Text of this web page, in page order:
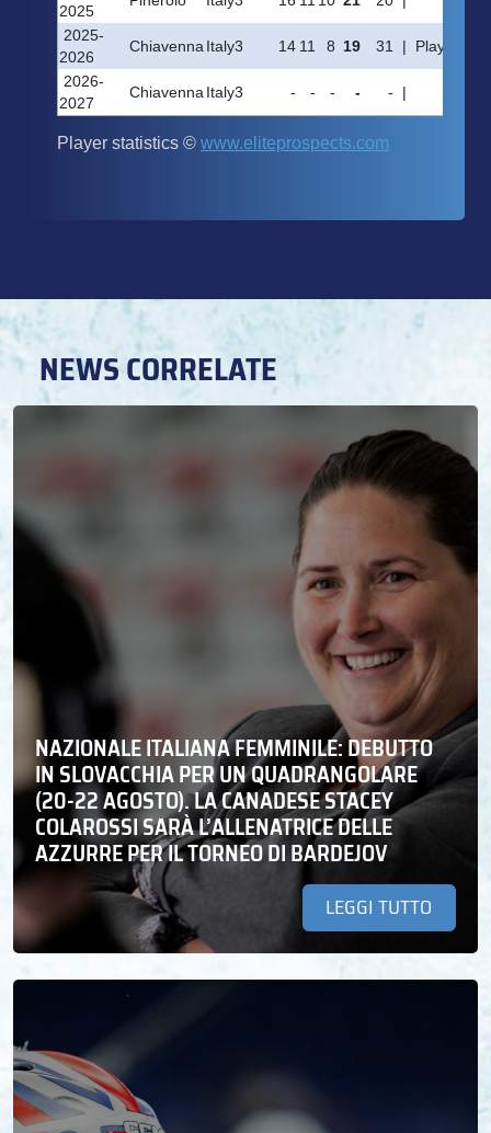
NEWS CORRELATE
NAZIONALE ITALIANA FEMMINILE: DEBUTTO
IN SLOVACCHIA PER UN QUADRANGOLARE
(20-22 AGOSTO). LA CANADESE STACEY
COLAROSSI SARÀ L’ALLENATRICE DELLE
AZZURRE PER IL TORNEO DI BARDEJOV
LEGGI TUTTO